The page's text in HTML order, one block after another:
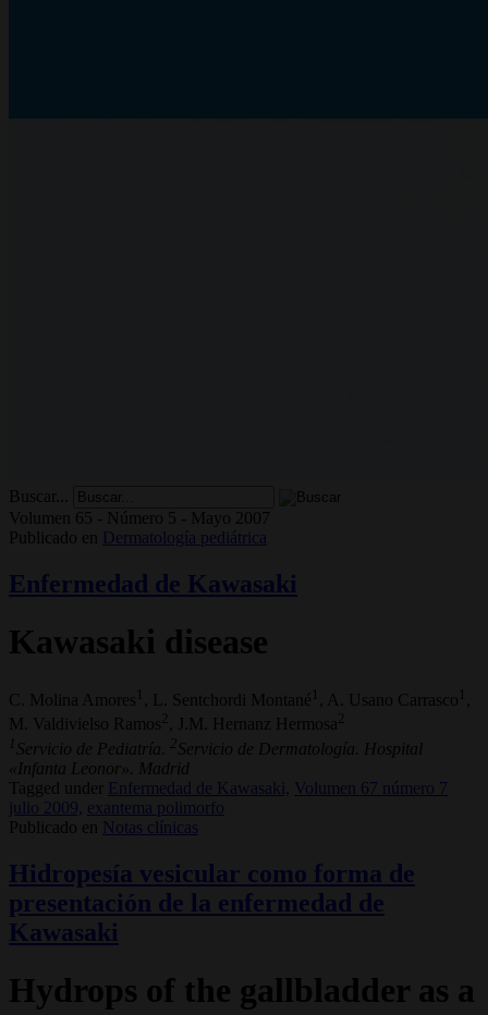
Buscar...
Volumen 65 - Número 5 - Mayo 2007
Publicado en
Dermatología pediátrica
Enfermedad de Kawasaki
Kawasaki disease
C. Molina Amores 1 , L. Sentchordi Montané 1 , A. Usano Carrasco 1
M. Valdivielso Ramos
, J.M. Hernanz Hermosa
1 Servicio de Pediatría. 2 Servicio de Dermatología. Hospital
«Infanta Leonor». Madrid
Tagged under
Enfermedad de Kawasaki,
Volumen 67 número 7
julio 2009, exantema polimorfo
Publicado en
Notas clínicas
Hidropesía vesicular como forma de
presentación de la enfermedad de
Kawasaki
Hydrops of the gallbladder as a